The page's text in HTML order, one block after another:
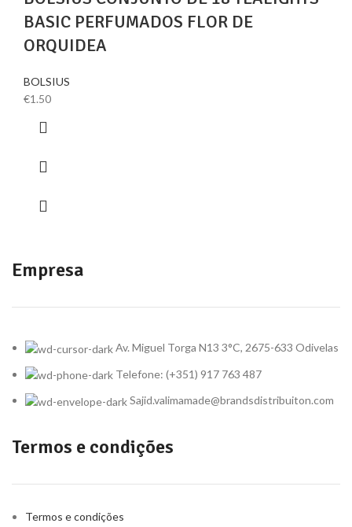
BASIC PERFUMADOS FLOR DE
ORQUIDEA
BOLSIUS
€1.50
Empresa
Av. Miguel Torga N13 3°C, 2675-633 Odivelas
Telefone: (+351) 917 763 487
Sajid.valimamade@brandsdistribuiton.com
Termos e condições
Termos e condições